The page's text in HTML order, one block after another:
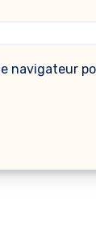
navigateur